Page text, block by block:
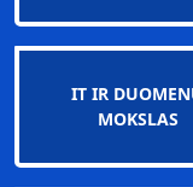
IT IR
MOKSLAS